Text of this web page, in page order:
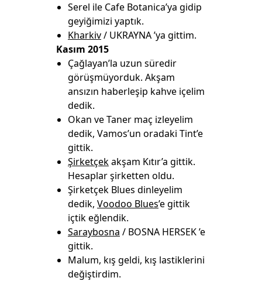
Serel ile Cafe Botanica’ya gidip
geyiğimizi yaptık.
Kharkiv/ UKRAYNA ’ya gittim.
Kasım 2015
Çağlayan’la uzun süredir
görüşmüyorduk. Akşam
ansızın haberleşip kahve içelim
dedik.
Okan ve Taner maç izleyelim
dedik, Vamos’un oradaki Tint’e
gittik.
Şirketçekakşam Kıtır’a gittik.
Hesaplar şirketten oldu.
Şirketçek Blues dinleyelim
dedik, Voodoo Blues’e gittik
içtik eğlendik.
Saraybosna / BOSNA HERSEK ’e
gittik.
Malum, kış geldi, kış lastiklerini
değiştirdim.